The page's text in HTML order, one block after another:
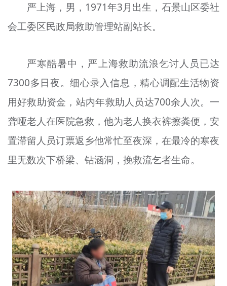
严上海，男，1971年3月出生，石景山区委社
会工委区民政局救助管理站副站长。
严寒酷暑中，严上海救助流浪乞讨人员已达
7300多日夜。细心录入信息，精心调配生活物资
用好救助资金，站内年救助人员达700余人次。一
聋哑老人在医院急救，他为老人换衣裤擦粪便，安
置滞留人员订票返乡他常忙至夜深，在最冷的寒夜
里无数次下桥梁、钻涵洞，挽救流乞者生命。